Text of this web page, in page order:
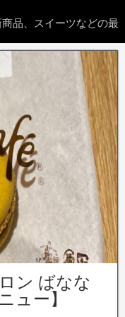
品、スイーツなどの最
ン ばなな
ュー】